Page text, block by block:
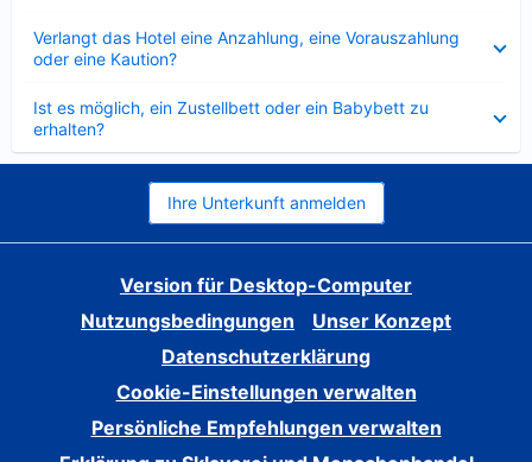
Verlangt das Hotel eine Anzahlung, eine Vorauszahlung
oder eine Kaution?
Ist es möglich, ein Zustellbett oder ein Babybett zu
erhalten?
Ihre Unterkunft anmelden
Version für Desktop-Computer
Nutzungsbedingungen
Unser Konzept
Datenschutzerklärung
Cookie-Einstellungen verwalten
Persönliche Empfehlungen verwalten